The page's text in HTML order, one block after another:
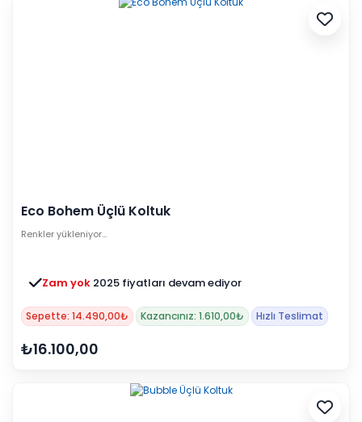
Eco Bohem Üçlü Koltuk
Renkler yükleniyor…
Zam yok 2025 fiyatları devam ediyor
Sepette: 14.490,00₺ Kazancınız: 1.610,00₺ Hızlı Teslimat
₺16.100,00